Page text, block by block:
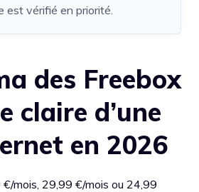
est vérifié en priorité.
des Freebox
claire d’une
en 2026
mois, 29,99 €/mois ou 24,99